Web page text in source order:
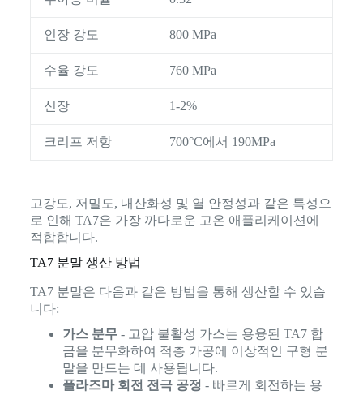
인장 강도 800 MPa
수율 강도 760 MPa
신장 1-2%
크리프 저항 700°C에서 190MPa
고강도, 저밀도, 내산화성 및 열 안정성과 같은 특성으
로 인해 TA7은 가장 까다로운 고온 애플리케이션에
적합합니다.
TA7 분말 생산 방법
TA7 분말은 다음과 같은 방법을 통해 생산할 수 있습
니다:
가스 분무- 고압 불활성 가스는 용융된 TA7 합
금을 분무화하여 적층 가공에 이상적인 구형 분
말을 만드는 데 사용됩니다.
플라즈마 회전 전극 공정 - 빠르게 회전하는 용